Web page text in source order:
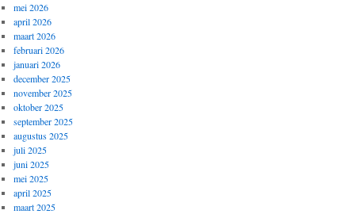
mei 2026
april 2026
maart 2026
februari 2026
januari 2026
december 2025
november 2025
oktober 2025
september 2025
augustus 2025
juli 2025
juni 2025
mei 2025
april 2025
maart 2025